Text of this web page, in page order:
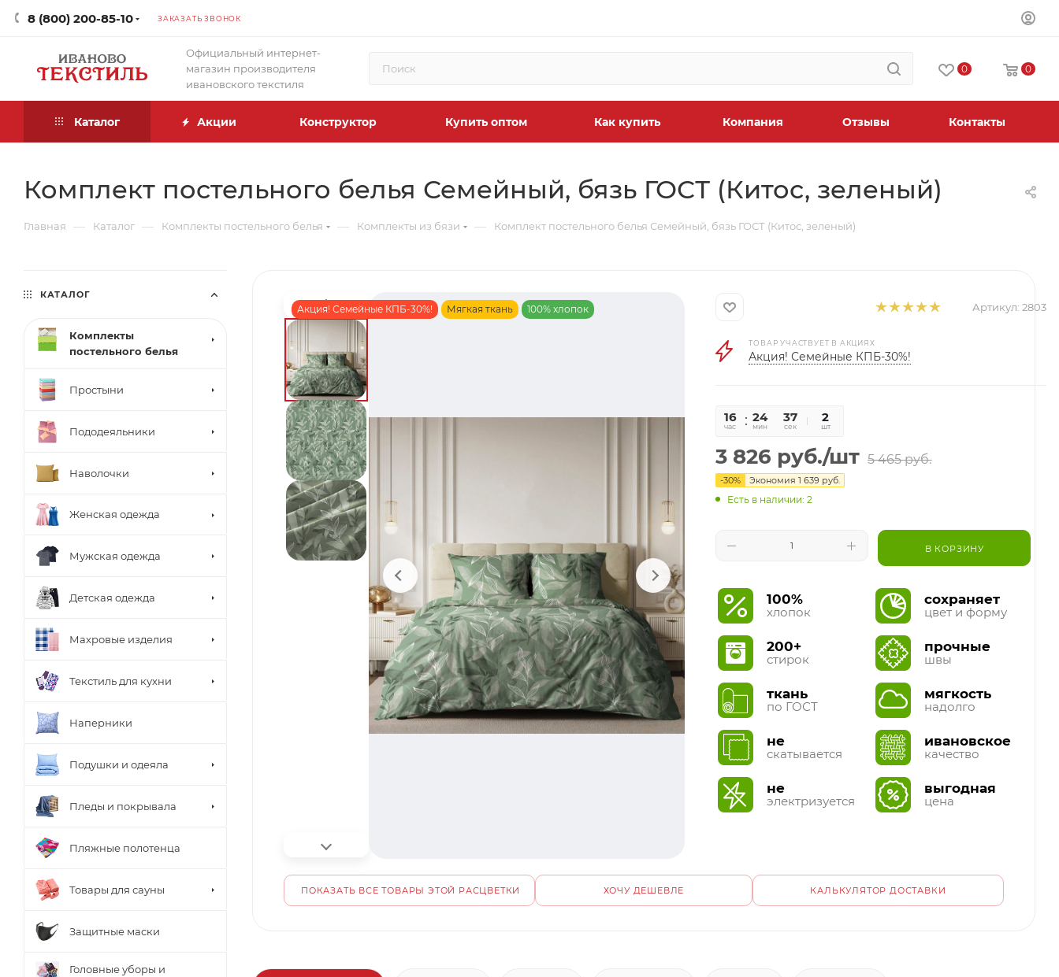
8 (800) 200-85-10 ЗАКАЗАТЬ ЗВОНОК
Официальный интернет-
магазин производителя
ивановского текстиля
0 0
Каталог Акции Конструктор Купить оптом Как купить Компания Отзывы Контакты
Комплект постельного белья Семейный, бязь ГОСТ (Китос, зеленый)
Главная — Каталог — Комплекты постельного белья — Комплекты из бязи — Комплект постельного белья Семейный, бязь ГОСТ (Китос, зеленый)
Акция! Семейные КПБ-30%! Мягкая ткань 100% хлопок Артикул: 2803
ТОВАР УЧАСТВУЕТ В АКЦИЯХ
Акция! Семейные КПБ-30%!
16
час
24
мин
37
сек
2
шт
3 826 руб./шт 5 465руб.
-30% Экономия1 639 руб.
Есть в наличии: 2
В КОРЗИНУ
100%
хлопок
200+
стирок
ткань
по ГОСТ
не
скатывается
не
электризуется
сохраняет
цвет и форму
прочные
швы
мягкость
надолго
ивановское
качество
выгодная
цена
ПОКАЗАТЬ ВСЕ ТОВАРЫ ЭТОЙ РАСЦВЕТКИ ХОЧУ ДЕШЕВЛЕ КАЛЬКУЛЯТОР ДОСТАВКИ
КАТАЛОГ
Комплекты
постельного белья
Простыни
Пододеяльники
Наволочки
Женская одежда
Мужская одежда
Детская одежда
Махровые изделия
Текстиль для кухни
Наперники
Подушки и одеяла
Пледы и покрывала
Пляжные полотенца
Товары для сауны
Защитные маски
Головные уборы и